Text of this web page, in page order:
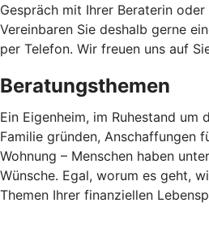
Gespräch mit Ihrer Beraterin oder
Vereinbaren Sie deshalb gerne
per Telefon. Wir freuen uns auf
Beratungsthemen
Ein Eigenheim, im Ruhestand um
Familie gründen, Anschaffungen
Wohnung – Menschen haben
Wünsche. Egal, worum es geht,
Themen Ihrer finanziellen